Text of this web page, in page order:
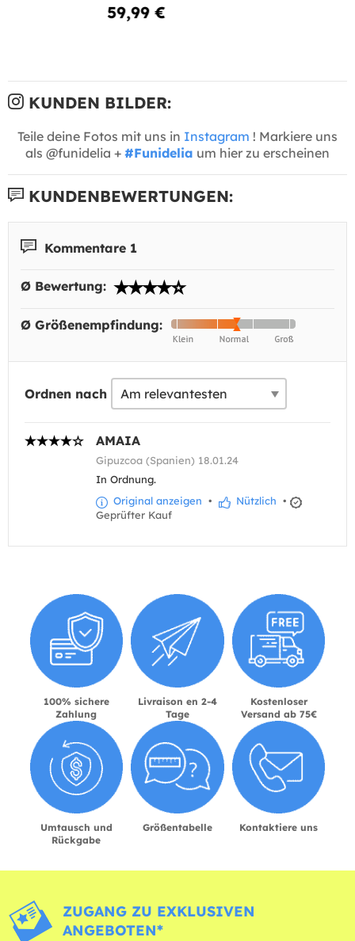
59,99 €
KUNDEN BILDER:
Teile deine Fotos mit uns in Instagram ! Markiere uns
als @funidelia + #Funidelia um hier zu erscheinen
KUNDENBEWERTUNGEN:
Kommentare 1
Ø Bewertung:
Ø Größenempfindung:
Ordnen nach
AMAIA
Gipuzcoa (Spanien) 18.01.24
In Ordnung.
Original anzeigen • Nützlich •
Geprüfter Kauf
100% sichere
Zahlung
Livraison en 2-4
Tage
Kostenloser
Versand ab 75€
Umtausch und
Rückgabe
Größentabelle Kontaktiere uns
ZUGANG ZU EXKLUSIVEN
ANGEBOTEN*